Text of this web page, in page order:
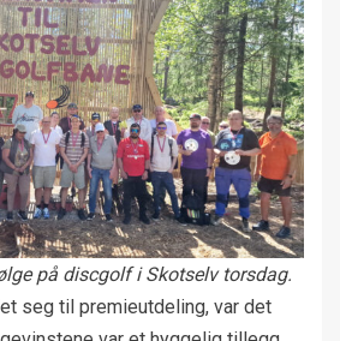
på discgolf i Skotselv torsdag.
seg til premieutdeling, var det